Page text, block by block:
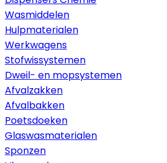
Wasmiddelen
Hulpmaterialen
Werkwagens
Stofwissystemen
Dweil- en mopsystemen
Afvalzakken
Afvalbakken
Poetsdoeken
Glaswasmaterialen
Sponzen